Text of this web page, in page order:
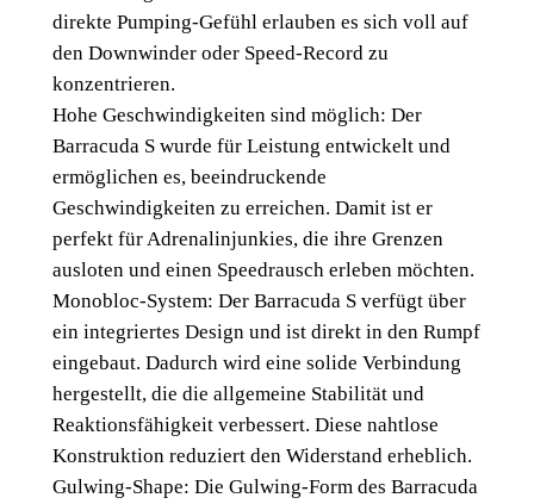
t
e
C
a
r
b
o
n
M
e
n
g
e
direkte Pumping-Gefühl erlauben es sich voll auf
den Downwinder oder Speed-Record zu
konzentrieren.
Hohe Geschwindigkeiten sind möglich: Der
Barracuda S wurde für Leistung entwickelt und
ermöglichen es, beeindruckende
Geschwindigkeiten zu erreichen. Damit ist er
perfekt für Adrenalinjunkies, die ihre Grenzen
ausloten und einen Speedrausch erleben möchten.
Monobloc-System: Der Barracuda S verfügt über
ein integriertes Design und ist direkt in den Rumpf
eingebaut. Dadurch wird eine solide Verbindung
hergestellt, die die allgemeine Stabilität und
Reaktionsfähigkeit verbessert. Diese nahtlose
Konstruktion reduziert den Widerstand erheblich.
Gulwing-Shape: Die Gulwing-Form des Barracuda